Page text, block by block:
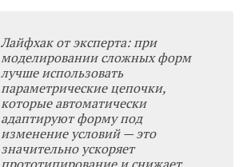
Лайфхак от эксперта: при
моделировании сложных форм
лучше использовать
параметрические цепочки,
которые автоматически
адаптируют форму под
изменение условий — это
значительно ускоряет